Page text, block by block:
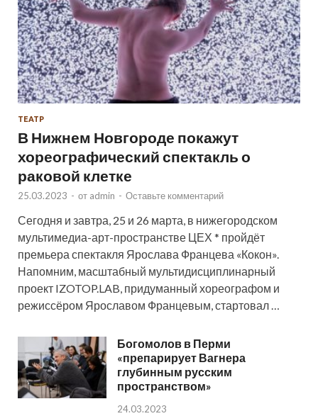
ТЕАТР
В Нижнем Новгороде покажут
хореографический спектакль о
раковой клетке
25.03.2023 - от admin - Оставьте комментарий
Сегодня и завтра, 25 и 26 марта, в нижегородском
мультимедиа-арт-пространстве ЦЕХ * пройдёт
премьера спектакля Ярослава Францева «Кокон».
Напомним, масштабный мультидисциплинарный
проект IZOTOP.LAB, придуманный хореографом и
режиссёром Ярославом Францевым, стартовал …
Богомолов в Перми
«препарирует Вагнера
глубинным русским
пространством»
24.03.2023